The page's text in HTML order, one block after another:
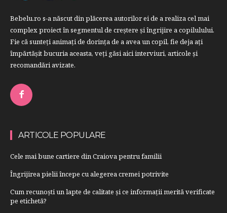
Bebelu.ro s-a născut din plăcerea autorilor ei de a realiza cel mai
complex proiect în segmentul de creştere şi îngrijire a copilulului.
Fie că sunteţi animaţi de dorinţa de a avea un copil, fie deja aţi
împărtăşit bucuria aceasta, veți găsi aici interviuri, articole şi
recomandări avizate.
ARTICOLE POPULARE
Cele mai bune cartiere din Craiova pentru familii
Îngrijirea pielii începe cu alegerea cremei potrivite
Cum recunoști un lapte de calitate și ce informații merită verificate
pe etichetă?